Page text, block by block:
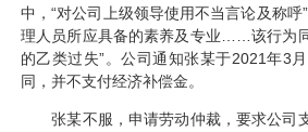
中，“对公司上级领导使用不当言论及称呼
理人员所应具备的素养及专业……该行为
的乙类过失”。公司通知张某于2021年3
同，并不支付经济补偿金。
张某不服，申请劳动仲裁，要求公司